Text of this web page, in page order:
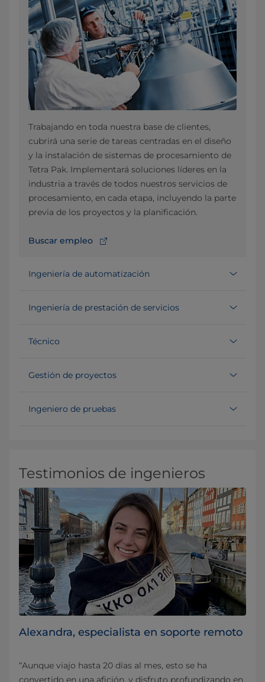
Trabajando en toda nuestra base de clientes,
cubrirá una serie de tareas centradas en el diseño
y la instalación de sistemas de procesamiento de
Tetra Pak. Implementará soluciones líderes en la
industria a través de todos nuestros servicios de
procesamiento, en cada etapa, incluyendo la parte
previa de los proyectos y la planificación.
Buscar empleo
Ingeniería de automatización
Ingeniería de prestación de servicios
Técnico
Gestión de proyectos
Ingeniero de pruebas
Testimonios de ingenieros
Alexandra, especialista en soporte remoto
“Aunque viajo hasta 20 días al mes, esto se ha
convertido en una afición, y disfruto profundizando en